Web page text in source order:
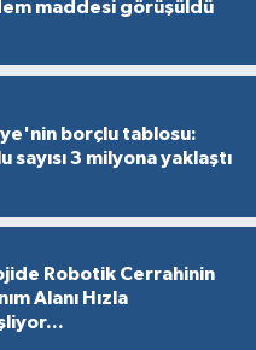
maddesi görüşüldü
borçlu tablosu:
sayısı 3 milyona yaklaştı
Robotik Cerrahinin
Alanı Hızla